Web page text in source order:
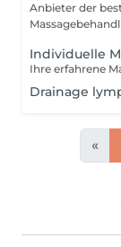
Anbieter der
Individuelle
Drainage
«